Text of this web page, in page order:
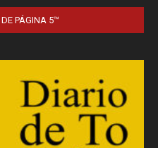
PÁGINA 5™